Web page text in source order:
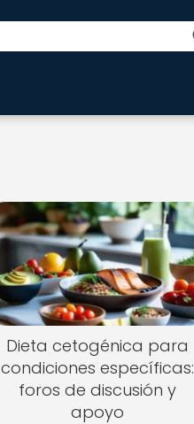
Dieta cetogénica para
condiciones específicas:
foros de discusión y
apoyo